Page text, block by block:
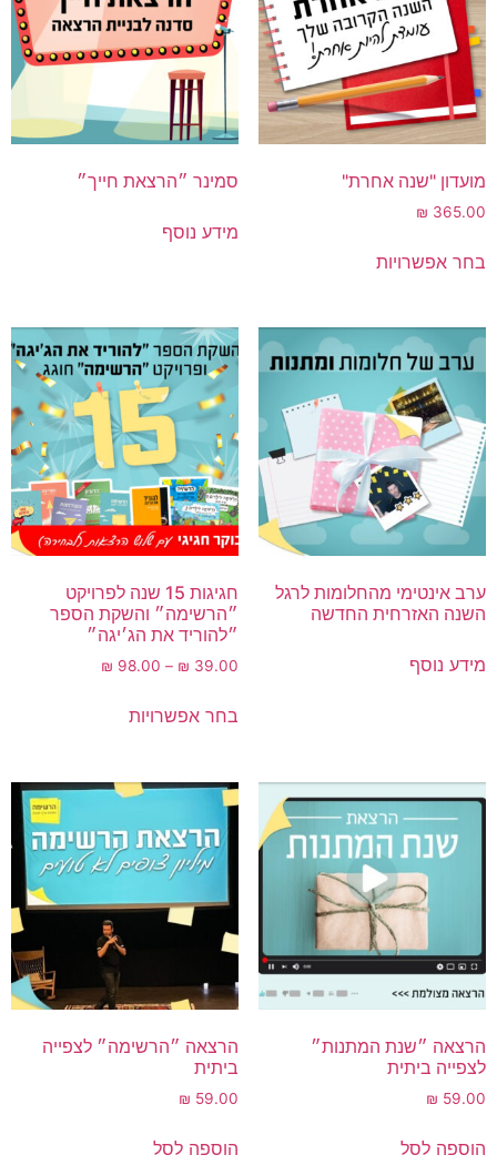
מועדון "שנה אחרת"
365.00
₪
בחר אפשרויות
סמינר ״הרצאת חייך״
מידע נוסף
ערב אינטימי מהחלומות לרגל
השנה האזרחית החדשה
מידע נוסף
חגיגות 15 שנה לפרויקט
״הרשימה״ והשקת הספר
״להוריד את הג׳יגה״
39.00
₪
–
98.00
₪
בחר אפשרויות
הרצאה ״שנת המתנות״
לצפייה ביתית
59.00
₪
הוספה לסל
הרצאה ״הרשימה״ לצפייה
ביתית
59.00
₪
הוספה לסל